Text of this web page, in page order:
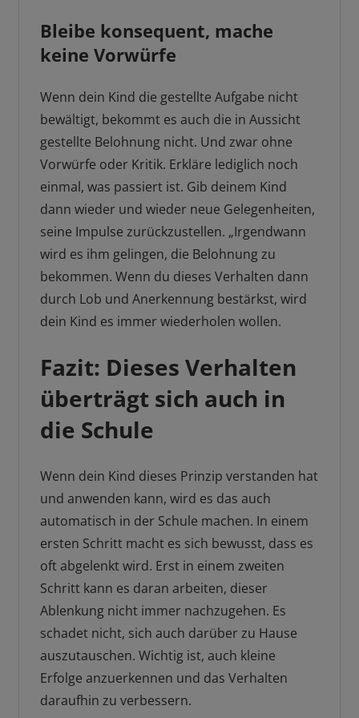
Bleibe konsequent, mache
keine Vorwürfe
Wenn dein Kind die gestellte Aufgabe nicht
bewältigt, bekommt es auch die in Aussicht
gestellte Belohnung nicht. Und zwar ohne
Vorwürfe oder Kritik. Erkläre lediglich noch
einmal, was passiert ist. Gib deinem Kind
dann wieder und wieder neue Gelegenheiten,
seine Impulse zurückzustellen. „Irgendwann
wird es ihm gelingen, die Belohnung zu
bekommen. Wenn du dieses Verhalten dann
durch Lob und Anerkennung bestärkst, wird
dein Kind es immer wiederholen wollen.
Fazit: Dieses Verhalten
überträgt sich auch in
die Schule
Wenn dein Kind dieses Prinzip verstanden hat
und anwenden kann, wird es das auch
automatisch in der Schule machen. In einem
ersten Schritt macht es sich bewusst, dass es
oft abgelenkt wird. Erst in einem zweiten
Schritt kann es daran arbeiten, dieser
Ablenkung nicht immer nachzugehen. Es
schadet nicht, sich auch darüber zu Hause
auszutauschen. Wichtig ist, auch kleine
Erfolge anzuerkennen und das Verhalten
daraufhin zu verbessern.